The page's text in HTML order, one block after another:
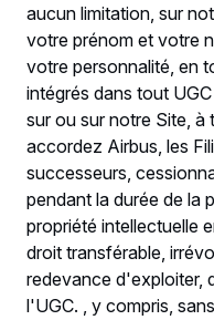
aucun limitation, sur
votre prénom et votre
votre personnalité, en
intégrés dans tout
sur ou sur notre Site,
accordez Airbus, les
successeurs,
pendant la durée de la
propriété intellectuelle
droit transférable,
redevance d'exploiter,
l'UGC. , y compris,